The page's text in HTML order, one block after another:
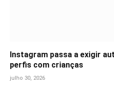
Instagram passa a exigir
perfis com crianças
julho 30, 2026